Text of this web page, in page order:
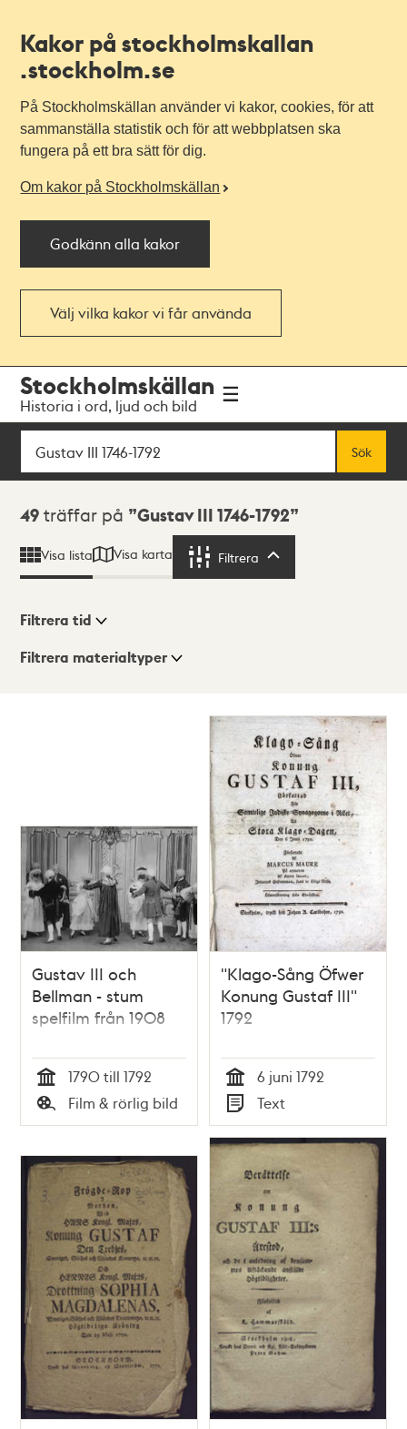
Kakor på stockholmskallan
.stockholm.se
På Stockholmskällan använder vi kakor, cookies, för att
sammanställa statistik och för att webbplatsen ska
fungera på ett bra sätt för dig.
Om kakor på Stockholmskällan
Godkänn alla kakor
Välj vilka kakor vi får använda
navigationen
huvudinnehållet
Stockholmskällan
Historia i ord, ljud och bild
Sök
Sök
Sökresultat
49 träffar på Gustav III 1746-1792
Visa lista Visa karta Filtrera
Visningsläge
Filtrera tid
Filtrera materialtyper
Gustav III och
Bellman - stum
spelfilm från 1908
Tid
1790 till 1792
Typ
Film & rörlig bild
"Klago-Sång Öfwer
Konung Gustaf III"
1792
Tid
6 juni 1792
Typ
Text